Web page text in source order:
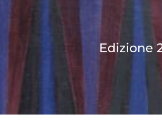
Edizione